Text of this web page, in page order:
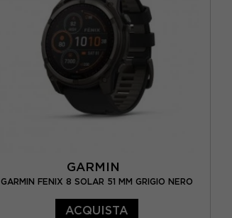
GARMIN
GARMIN FENIX 8 SOLAR 51 MM GRIGIO NERO
ACQUISTA